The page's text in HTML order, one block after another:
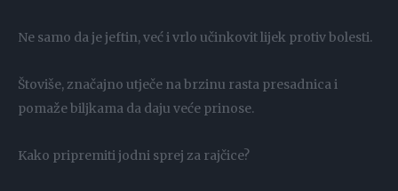
Ne samo da je jeftin, već i vrlo učinkovit lijek protiv bolesti.
Štoviše, značajno utječe na brzinu rasta presadnica i
pomaže biljkama da daju veće prinose.
Kako pripremiti jodni sprej za rajčice?